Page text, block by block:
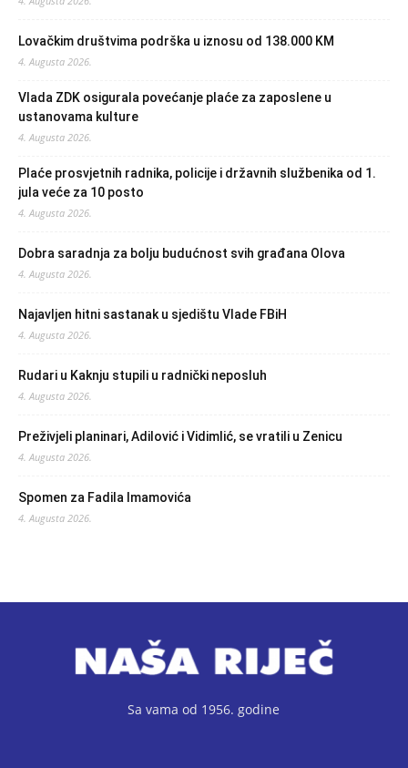
Lovačkim društvima podrška u iznosu od 138.000 KM
4. Augusta 2026.
Vlada ZDK osigurala povećanje plaće za zaposlene u
ustanovama kulture
4. Augusta 2026.
Plaće prosvjetnih radnika, policije i državnih službenika od 1.
jula veće za 10 posto
4. Augusta 2026.
Dobra saradnja za bolju budućnost svih građana Olova
4. Augusta 2026.
Najavljen hitni sastanak u sjedištu Vlade FBiH
4. Augusta 2026.
Rudari u Kaknju stupili u radnički neposluh
4. Augusta 2026.
Preživjeli planinari, Adilović i Vidimlić, se vratili u Zenicu
4. Augusta 2026.
Spomen za Fadila Imamovića
4. Augusta 2026.
Sa vama od 1956. godine